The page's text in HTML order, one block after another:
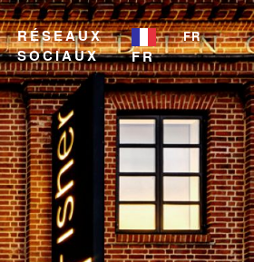
RÉSEAUX
SOCIAUX
FR
FR